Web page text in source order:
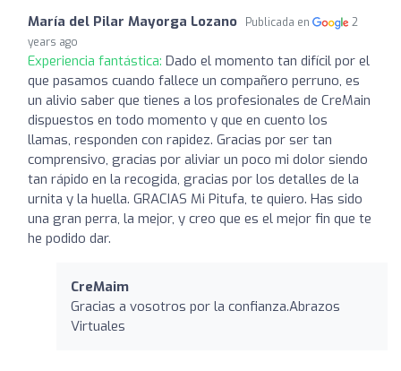
María del Pilar Mayorga Lozano Publicada en
2
years ago
Experiencia fantástica: Dado el momento tan difícil por el
que pasamos cuando fallece un compañero perruno, es
un alivio saber que tienes a los profesionales de CreMain
dispuestos en todo momento y que en cuento los
llamas, responden con rapidez. Gracias por ser tan
comprensivo, gracias por aliviar un poco mi dolor siendo
tan rápido en la recogida, gracias por los detalles de la
urnita y la huella. GRACIAS Mi Pitufa, te quiero. Has sido
una gran perra, la mejor, y creo que es el mejor fin que te
he podido dar.
CreMaim
Gracias a vosotros por la confianza.Abrazos
Virtuales